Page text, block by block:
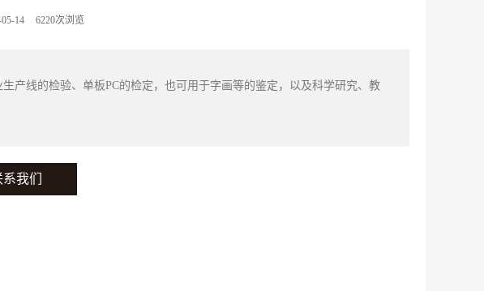
14 6220次浏览
产线的检验、单板PC的检定，也可用于字画等的鉴定，以及科学研究、教
我们